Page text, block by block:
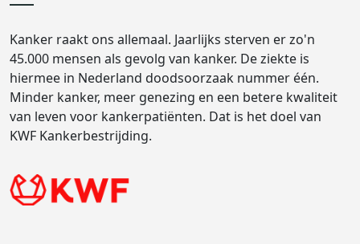
Kanker raakt ons allemaal. Jaarlijks sterven er zo'n
45.000 mensen als gevolg van kanker. De ziekte is
hiermee in Nederland doodsoorzaak nummer één.
Minder kanker, meer genezing en een betere kwaliteit
van leven voor kankerpatiënten. Dat is het doel van
KWF Kankerbestrijding.